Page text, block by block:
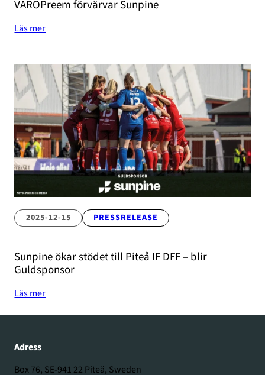
VAROPreem förvärvar Sunpine
Läs mer
2025-12-15 PRESSRELEASE
Sunpine ökar stödet till Piteå IF DFF – blir
Guldsponsor
Läs mer
Adress
Box 76, SE-941 22 Piteå, Sweden